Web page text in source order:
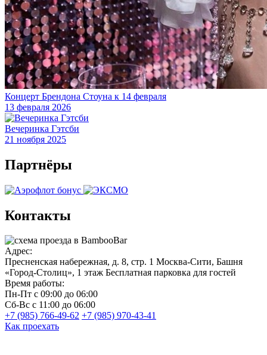
Концерт Брендона Стоуна к 14 февраля
13 февраля 2026
Вечеринка Гэтсби
21 ноября 2025
Партнёры
Контакты
Адрес:
Пресненская набережная, д. 8, стр. 1 Москва-Сити, Башня
«Город-Столиц», 1 этаж Бесплатная парковка для гостей
Время работы:
Пн-Пт с 09:00 до 06:00
Сб-Вс с 11:00 до 06:00
+7 (985) 766-49-62 +7 (985) 970-43-41
Как проехать